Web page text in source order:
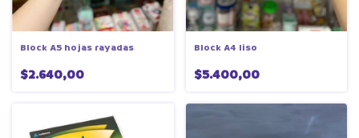
Block A5 hojas rayadas
$2.640,00
Block A4 liso
$5.400,00